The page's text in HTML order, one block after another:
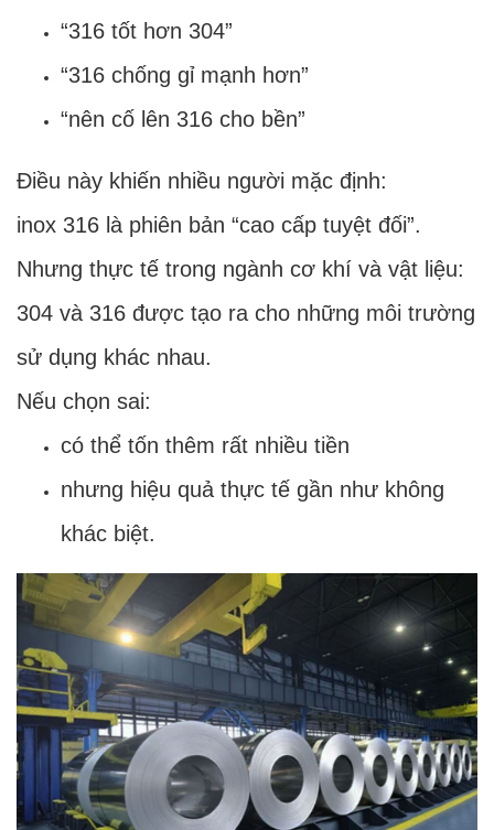
“316 tốt hơn 304”
“316 chống gỉ mạnh hơn”
“nên cố lên 316 cho bền”
Điều này khiến nhiều người mặc định:
inox 316 là phiên bản “cao cấp tuyệt đối”.
Nhưng thực tế trong ngành cơ khí và vật liệu:
304 và 316 được tạo ra cho những môi trường
sử dụng khác nhau.
Nếu chọn sai:
có thể tốn thêm rất nhiều tiền
nhưng hiệu quả thực tế gần như không
khác biệt.